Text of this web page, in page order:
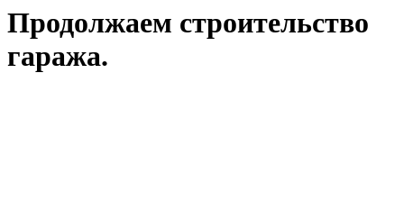
Продолжаем строительство
гаража.